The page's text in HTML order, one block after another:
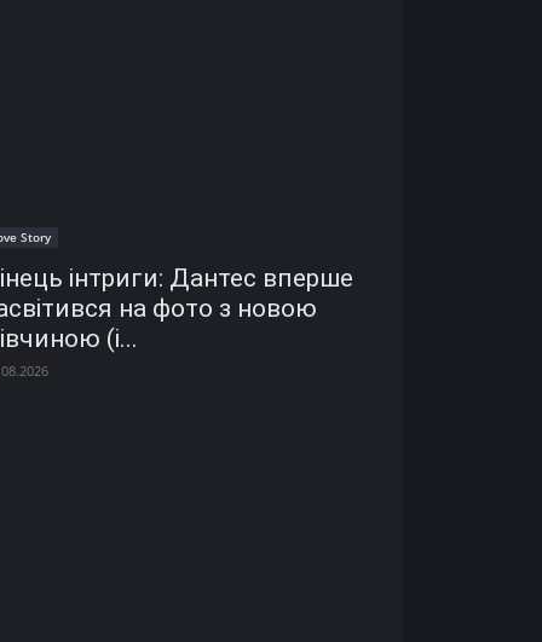
Story
інтриги: Дантес вперше
на фото з новою
(і...